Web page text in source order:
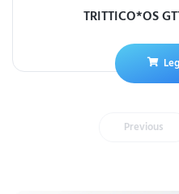
TRITTICO*OS
Previous